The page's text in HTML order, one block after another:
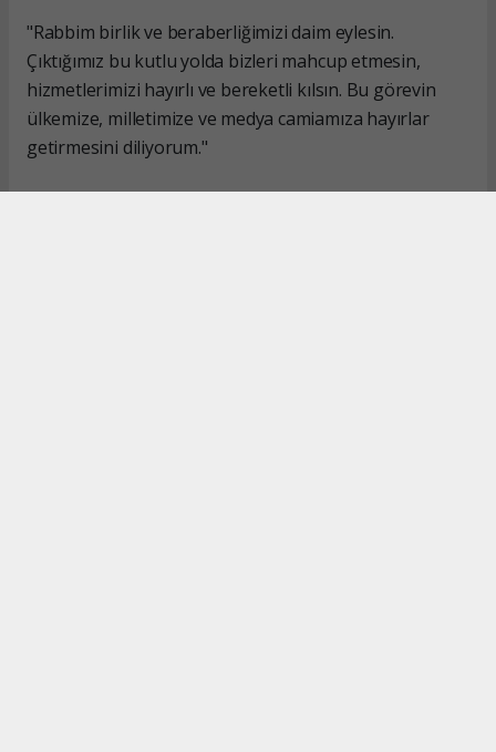
"Rabbim birlik ve beraberliğimizi daim eylesin.
Çıktığımız bu kutlu yolda bizleri mahcup etmesin,
hizmetlerimizi hayırlı ve bereketli kılsın. Bu görevin
ülkemize, milletimize ve medya camiamıza hayırlar
getirmesini diliyorum."